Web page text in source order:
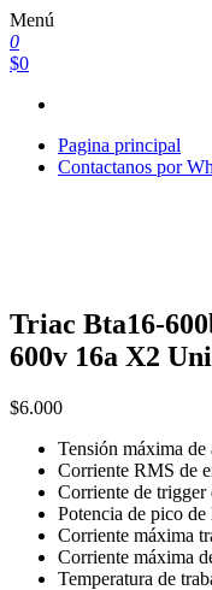
Saltar
al
contenido
Menú
0
$0
Pagina principal
Contactanos por
Triac Bta16-
600v 16a X2
$6.000
Tensión máxima
Corriente RMS de
Corriente de
Potencia de pico
Corriente máxima
Corriente máxima
Temperatura de